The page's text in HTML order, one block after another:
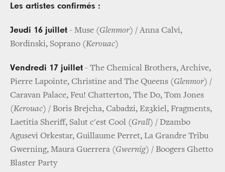
Les artistes confirmés :
Jeudi 16 juillet - Muse (Glenmor) / Anna Calvi,
Bordinski, Soprano (Kerouac)
Vendredi 17 juillet - The Chemical Brothers, Archive,
Pierre Lapointe, Christine and The Queens (Glenmor) /
Caravan Palace, Feu! Chatterton, The Do, Tom Jones
(Kerouac) / Boris Brejcha, Cabadzi, Ez3kiel, Fragments,
Laetitia Sheriff, Salut c'est Cool (Grall) / Dzambo
Agusevi Orkestar, Guillaume Perret, La Grandre Tribu
Gwerning, Maura Guerrera (Gwernig) / Boogers Ghetto
Blaster Party